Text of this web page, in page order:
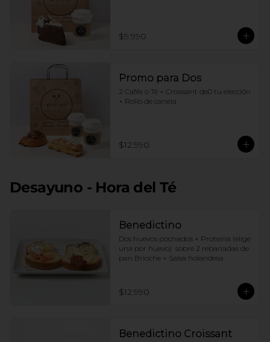
$9.990
Promo para Dos
2 Cafés o Té + Croissant de0 tu elección
+ Rollo de canela
$12.990
Desayuno - Hora del Té
Benedictino
Dos huevos pochados + Proteina (elige
una por huevo)  sobre 2 rebanadas de
pan Brioche + Salsa holandesa
$12.990
Benedictino Croissant